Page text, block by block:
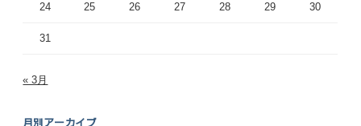
24 25 26 27 28 29 30
31
« 3月
月別アーカイブ